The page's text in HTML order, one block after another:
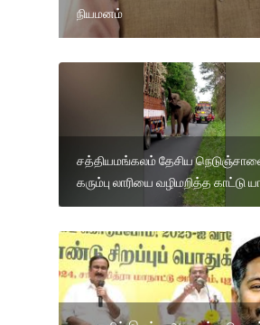
நியமனம்
சத்தியமங்கலம் தேசிய
கரும்பு லாரியை வழிமறித்த காட்டு